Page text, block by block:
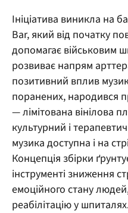
Ініціатива виникла на
Bar, який від початку
допомагає військовим
розвиває напрям
позитивний вплив
поранених, народився
— лімітована вінілова
культурний і
музика доступна і на
Концепція збірки
інструменті зниження
емоційного стану
реабілітацію у